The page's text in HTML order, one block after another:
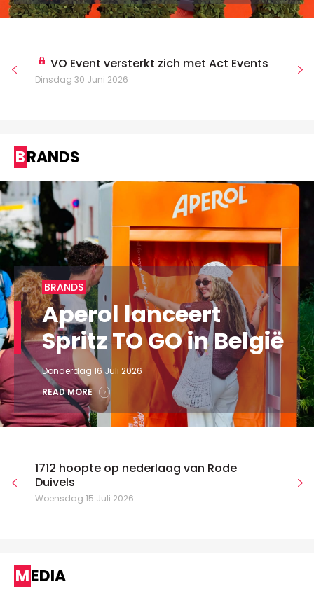
VO Event versterkt zich met Act Events
Dinsdag 30 Juni 2026
BRANDS
BRANDS
Aperol lanceert
Spritz TO GO in België
Donderdag 16 Juli 2026
READ MORE
1712 hoopte op nederlaag van Rode
Duivels
Woensdag 15 Juli 2026
MEDIA